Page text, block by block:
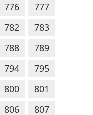
776
777
782
783
788
789
794
795
800
801
806
807